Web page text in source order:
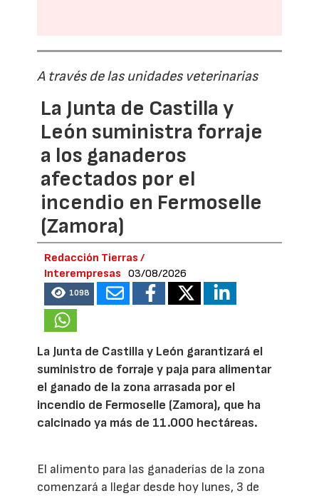
A través de las unidades veterinarias
La Junta de Castilla y
León suministra forraje
a los ganaderos
afectados por el
incendio en Fermoselle
(Zamora)
Redacción Tierras /
Interempresas
03/08/2026
1098
La Junta de Castilla y León garantizará el
suministro de forraje y paja para alimentar
el ganado de la zona arrasada por el
incendio de Fermoselle (Zamora), que ha
calcinado ya más de 11.000 hectáreas.
El alimento para las ganaderías de la zona
comenzará a llegar desde hoy lunes, 3 de